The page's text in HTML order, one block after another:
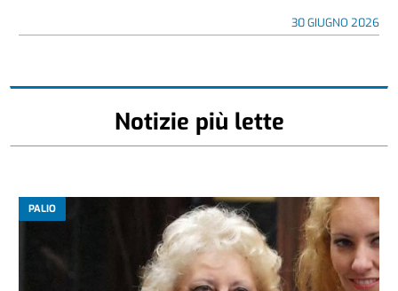
30 GIUGNO 2026
Notizie più lette
PALIO